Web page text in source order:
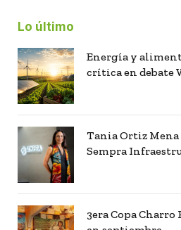
Lo último
Energía y
crítica en debate
Tania Ortiz Mena
Sempra
3era Copa Charro